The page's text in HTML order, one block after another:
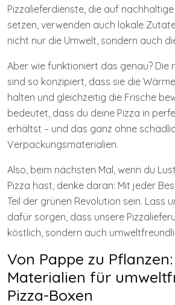
Pizzalieferdienste, die auf
setzen, verwenden auch lokale
nicht nur die Umwelt, sondern auch
Aber wie funktioniert das genau? Die
sind so konzipiert, dass sie die
halten und gleichzeitig die Frische
bedeutet, dass du deine Pizza in
erhältst – und das ganz ohne
Verpackungsmaterialien.
Also, beim nächsten Mal, wenn du
Pizza hast, denke daran: Mit jeder
Teil der grünen Revolution sein. Lass
dafür sorgen, dass unsere
köstlich, sondern auch
Von Pappe zu
Materialien für
Pizza-Boxen